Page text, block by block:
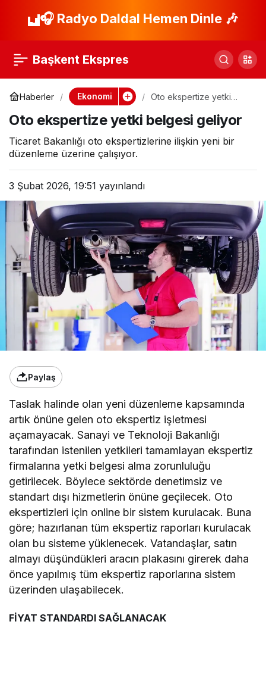
🎧 Radyo Daldal Hemen Dinle 🎶
Başkent Ekspres
Haberler Ekonomi
Oto ekspertize yetki
Oto ekspertize yetki belgesi geliyor
Ticaret Bakanlığı oto ekspertizlerine ilişkin yeni bir
düzenleme üzerine çalışıyor.
3 Şubat 2026, 19:51 yayınlandı
Paylaş
Taslak halinde olan yeni düzenleme kapsamında
artık önüne gelen oto ekspertiz işletmesi
açamayacak. Sanayi ve Teknoloji Bakanlığı
tarafından istenilen yetkileri tamamlayan ekspertiz
firmalarına yetki belgesi alma zorunluluğu
getirilecek. Böylece sektörde denetimsiz ve
standart dışı hizmetlerin önüne geçilecek. Oto
ekspertizleri için online bir sistem kurulacak. Buna
göre; hazırlanan tüm ekspertiz raporları kurulacak
olan bu sisteme yüklenecek. Vatandaşlar, satın
almayı düşündükleri aracın plakasını girerek daha
önce yapılmış tüm ekspertiz raporlarına sistem
üzerinden ulaşabilecek.
FİYAT STANDARDI SAĞLANACAK
Suudi Arabistan Sivas
santralleri kuracak,
imzalar atıldı
Paylaş